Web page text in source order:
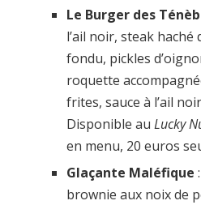
Le Burger des
l’ail noir, steak
fondu, pickles
roquette
frites, sauce à l’ail
Disponible auLucky
en menu, 20 euros
Glaçante Maléfique
brownie aux noix de